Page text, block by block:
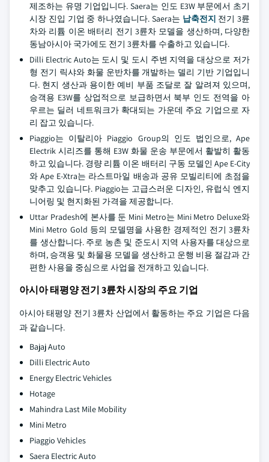
제조하는 유명 기업입니다. Saera는 인도 E3W 부문에서 초기
시장 진입 기업 중 하나였습니다. Saera는 납축전지 전기 3륜
차와 리튬 이온 배터리 전기 3륜차 모델을 생산하며, 다양한
동남아시아 국가에도 전기 3륜차를 수출하고 있습니다.
Dilli Electric Auto는 도시 및 도시 주변 지역을 대상으로 저가
형 전기 릭샤와 화물 운반차를 개발하는 델리 기반 기업입니
다. 현지 생산과 용이한 예비 부품 조달로 잘 알려져 있으며,
승객용 E3W를 상업적으로 보급하면서 북부 인도 전역을 아
우르는 딜러 네트워크가 확대되는 가운데 주요 기업으로 자
리 잡고 있습니다.
Piaggio는 이탈리아 Piaggio Group의 인도 법인으로, Ape
Electrik 시리즈를 통해 E3W 화물 운송 부문에서 활발히 활동
하고 있습니다. 경량 리튬 이온 배터리 구동 모델인 Ape E-City
와 Ape E-Xtra는 라스트마일 배송과 공유 모빌리티에 초점을
맞추고 있습니다. Piaggio는 고급스러운 디자인, 유럽식 엔지
니어링 및 현지화된 가격을 제공합니다.
Uttar Pradesh에 본사를 둔 Mini Metro는 Mini Metro Deluxe와
Mini Metro Gold 등의 모델명을 사용한 경제적인 전기 3륜차
를 생산합니다. 주로 농촌 및 준도시 지역 사용자를 대상으로
하며, 승객용 및 화물용 모델을 생산하고 운행 비용 절감과 간
편한 사용을 중심으로 사업을 전개하고 있습니다.
아시아 태평양 전기 3륜차 시장의 주요 기업
아시아 태평양 전기 3륜차 산업에서 활동하는 주요 기업은 다음
과 같습니다.
Bajaj Auto
Dilli Electric Auto
Energy Electric Vehicles
Hotage
Mahindra Last Mile Mobility
Mini Metro
Piaggio Vehicles
Saera Electric Auto